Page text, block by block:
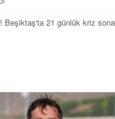
Beşiktaş'ta 21 günlük kriz